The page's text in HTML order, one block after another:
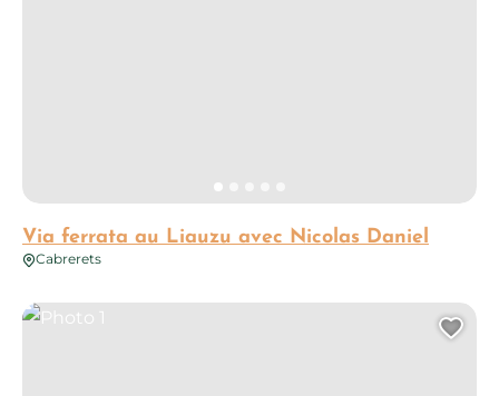
Via ferrata au Liauzu avec Nicolas Daniel
Cabrerets
Photo 1